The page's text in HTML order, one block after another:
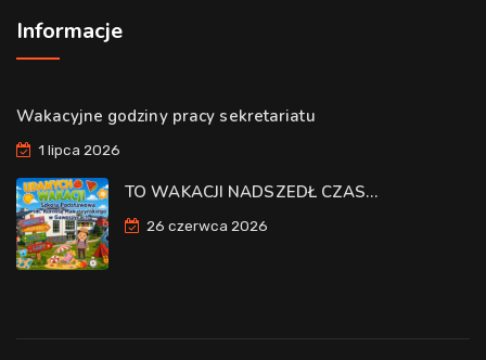
Informacje
Wakacyjne godziny pracy sekretariatu
1 lipca 2026
TO WAKACJI NADSZEDŁ CZAS…
26 czerwca 2026